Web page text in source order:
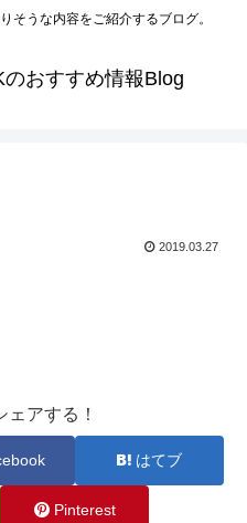
そうな内容をご紹介するブログ。
おすすめ情報Blog
2019.03.27
ェアする！
はてブ
Pinterest